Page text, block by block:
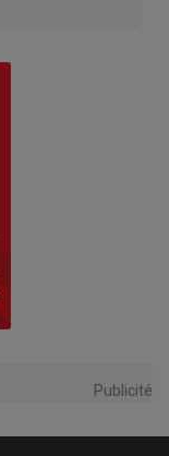
Publicité